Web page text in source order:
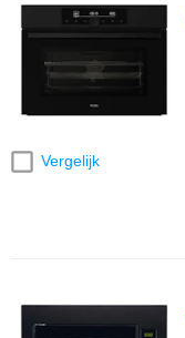
Vergelijk